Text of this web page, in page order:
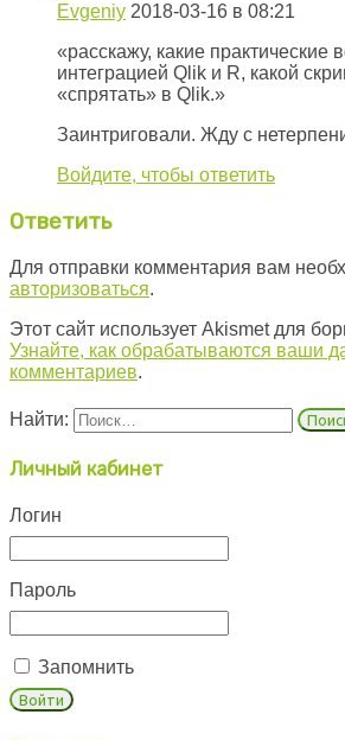
Evgeniy 2018-03-16 в 08:21
«расскажу, какие практические
интеграцией Qlik и R, какой
«спрятать» в Qlik.»
Заинтриговали. Жду с
Войдите, чтобы ответить
Ответить
Для отправки комментария вам
авторизоваться.
Этот сайт использует Akismet для
Узнайте, как обрабатываются ваши
комментариев.
Найти:
Личный кабинет
Логин
Пароль
Запомнить